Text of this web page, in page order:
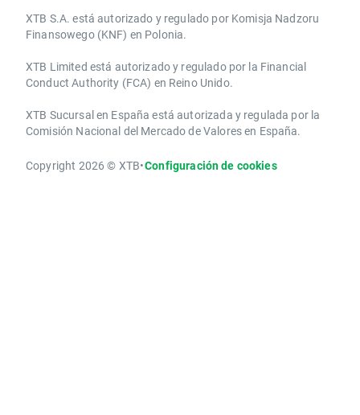
XTB S.A.​ está autorizado y regulado por Komisja Nadzoru
Finansowego (KNF) ​en Polonia.
XTB Limited ​está autorizado y regulado por la ​Financial
Conduct Authority ​(FCA) en ​​Reino Unido.
XTB Sucursal en España está autorizada y regulada por la
Comisión Nacional del Mercado de Valores en España.
Copyright 2026 © XTB•Configuración de cookies